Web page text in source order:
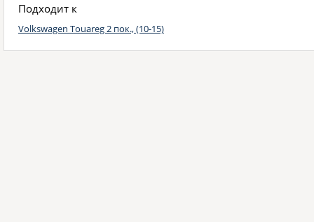
Подходит к
Volkswagen Touareg 2 пок., (10-15)